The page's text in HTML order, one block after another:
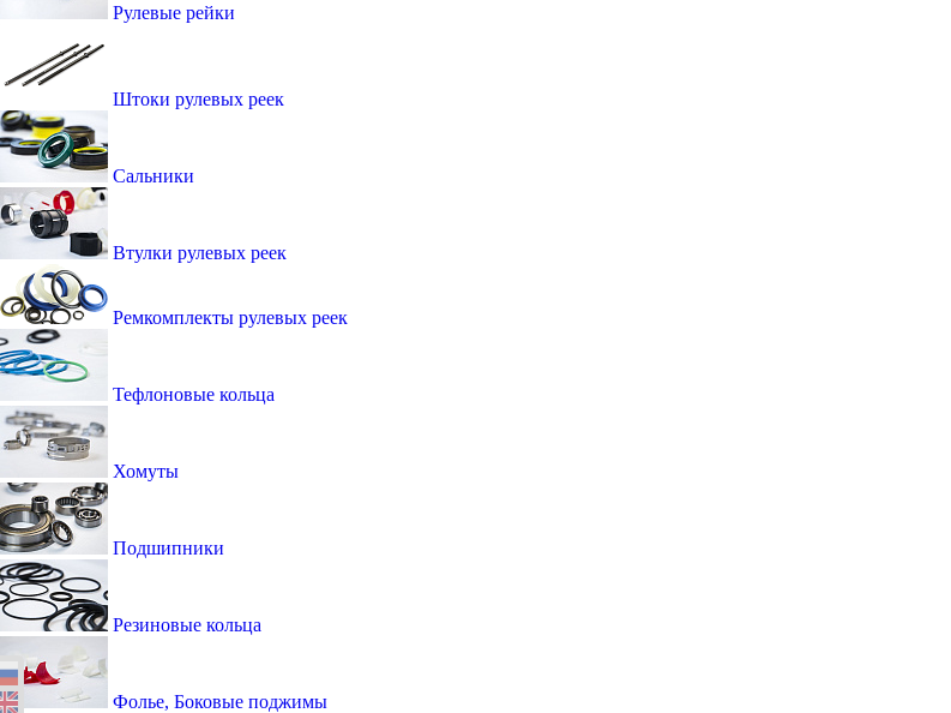
Рулевые рейки
Штоки рулевых реек
Сальники
Втулки рулевых реек
Ремкомплекты рулевых реек
Тефлоновые кольца
Хомуты
Подшипники
Резиновые кольца
Фолье, Боковые поджимы